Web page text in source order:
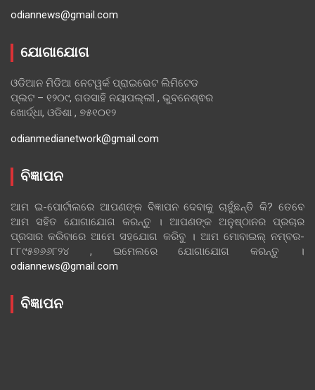
odiannews@gmail.com
ଯୋଗାଯୋଗ
ଓଡିଆନ ମିଡିଆ ନେଟୱର୍କ ପ୍ରାଇଭେଟ ଲିମିଟେଡ
ପ୍ଲଟ – ୧୨୦୯, ଗଡସାହି ନୟାପଲ୍ଲୀ , ଭୁବନେଶ୍ଵର
ଖୋର୍ଦ୍ଧା, ଓଡିଶା , ୭୫୧୦୧୨
odianmedianetwork@gmail.com
ବିଜ୍ଞାପନ
ଆମ ଇ-ପୋର୍ଟାଲରେ ଆପଣଙ୍କ ବିଜ୍ଞାପନ ଦେବାକୁ ଚାହୁଁଛନ୍ତି କି? ତେବେ
ଆମ ସହିତ ଯୋଗାଯୋଗ କରନ୍ତୁ । ଆପଣଙ୍କ ଅନୁଷ୍ଠାନର ପ୍ରଚାର
ପ୍ରସାର କରିବାରେ ଆମେ ସହଯୋଗ କରିବୁ । ଆମ ମୋବାଇଲ୍ ନମ୍ବର-
୮୮୯୫୭୬୬୮୨୪ , ଇମେଲରେ ଯୋଗାଯୋଗ କରନ୍ତୁ ।
odiannews@gmail.com
ବିଜ୍ଞାପନ